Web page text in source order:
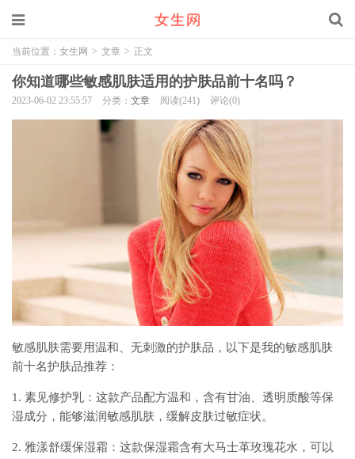
当前位置： 女生网 > 文章 > 正文
你知道哪些敏感肌肤适用的护肤品前十名吗？
2023-06-02 23:55:57 分类： 文章 阅读(241) 评论(0)
敏感肌肤需要用温和、无刺激的护肤品，以下是我的敏感肌肤
前十名护肤品推荐：
1. 素见修护乳：这款产品配方温和，含有甘油、透明质酸等保
湿成分，能够滋润敏感肌肤，缓解皮肤过敏症状。
2. 雅漾舒缓保湿霜：这款保湿霜含有大马士革玫瑰花水，可以